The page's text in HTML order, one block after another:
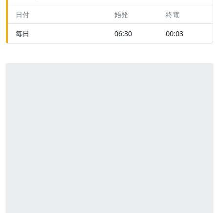
日付 始発 終電
毎日 06:30 00:03